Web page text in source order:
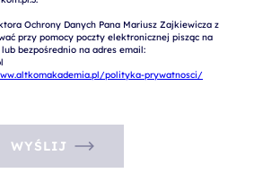
Ochrony Danych Pana Mariusz Zajkiewicza z
przy pomocy poczty elektronicznej pisząc na
bezpośrednio na adres email:
polityka-prywatnosci/
WYŚLIJ